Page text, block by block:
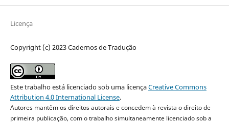
Licença
Copyright (c) 2023 Cadernos de Tradução
Este trabalho está licenciado sob uma licençaCreative Commons
Attribution 4.0 International License.
Autores mantêm os direitos autorais e concedem à revista o direito de
primeira publicação, com o trabalho simultaneamente licenciado sob a